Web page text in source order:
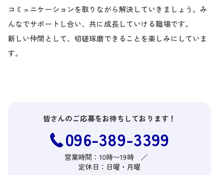
コミュニケーションを取りながら解決していきましょう。み
んなでサポートし合い、共に成長していける職場です。
新しい仲間として、切磋琢磨できることを楽しみにしていま
す。
皆さんのご応募をお待ちしております！
096-389-3399
営業時間： 10時〜19時 ／
定休日： 日曜・月曜